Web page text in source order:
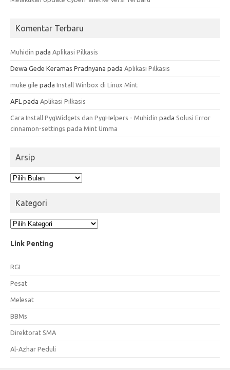
Komentar Terbaru
Muhidin pada Aplikasi Pilkasis
Dewa Gede Keramas Pradnyana pada Aplikasi Pilkasis
muke gile pada Install Winbox di Linux Mint
AFL pada Aplikasi Pilkasis
Cara Install PygWidgets dan PygHelpers - Muhidin pada Solusi Error
cinnamon-settings pada Mint Umma
Arsip
Arsip
Kategori
Kategori
Link Penting
RGI
Pesat
Melesat
BBMs
Direktorat SMA
Al-Azhar Peduli